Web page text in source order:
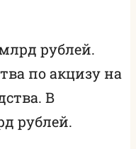
рублей.
по акцизу на
В
рублей.